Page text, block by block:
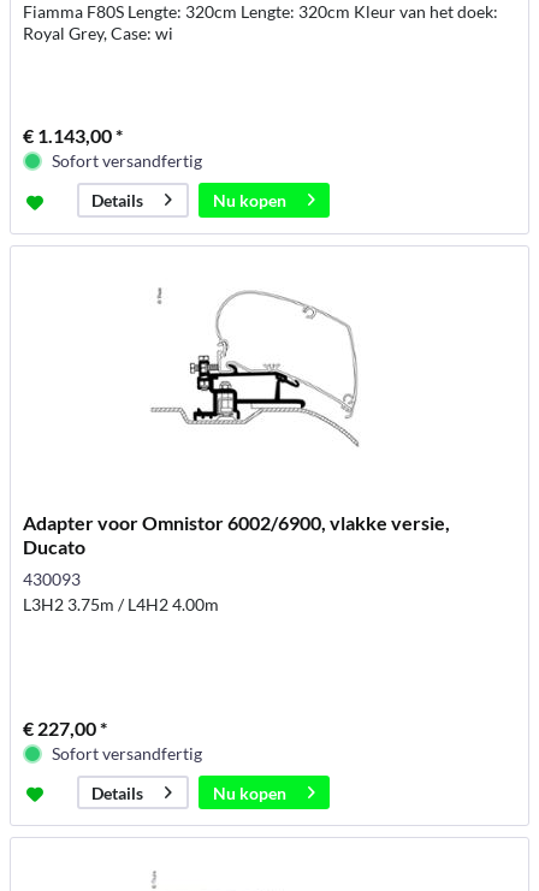
Fiamma F80S Lengte: 320cm Lengte: 320cm Kleur van het doek:
Royal Grey, Case: wi
€ 1.143,00 *
Sofort versandfertig
Details
Nu kopen
Adapter voor Omnistor 6002/6900, vlakke versie,
Ducato
430093
L3H2 3.75m / L4H2 4.00m
€ 227,00 *
Sofort versandfertig
Details
Nu kopen